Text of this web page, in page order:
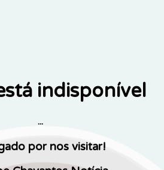
indisponível
...
por nos visitar!